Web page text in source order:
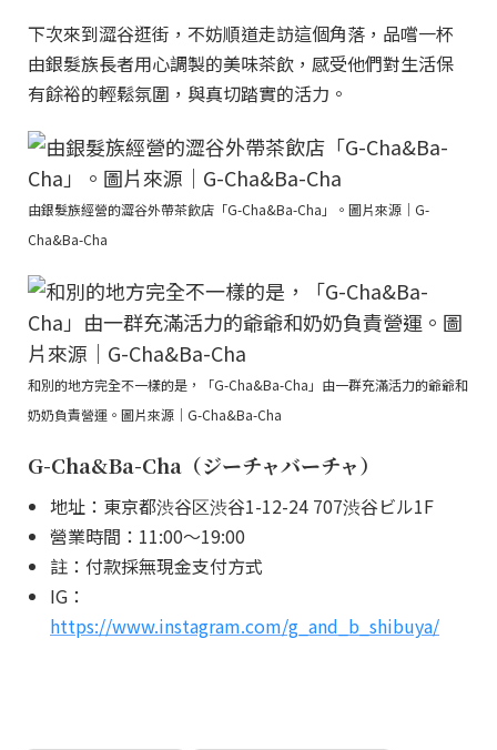
下次來到澀谷逛街，不妨順道走訪這個角落，品嚐一杯
由銀髮族長者用心調製的美味茶飲，感受他們對生活保
有餘裕的輕鬆氛圍，與真切踏實的活力。
由銀髮族經營的澀谷外帶茶飲店「G-Cha&Ba-Cha」。圖片來源｜G-
Cha&Ba-Cha
和別的地方完全不一樣的是，「G-Cha&Ba-Cha」由一群充滿活力的爺爺和
奶奶負責營運。圖片來源｜G-Cha&Ba-Cha
G-Cha&Ba-Cha（ジーチャバーチャ）
地址：東京都渋谷区渋谷1-12-24 707渋谷ビル1F
營業時間：11:00～19:00
註：付款採無現金支付方式
IG：
https://www.instagram.com/g_and_b_shibuya/